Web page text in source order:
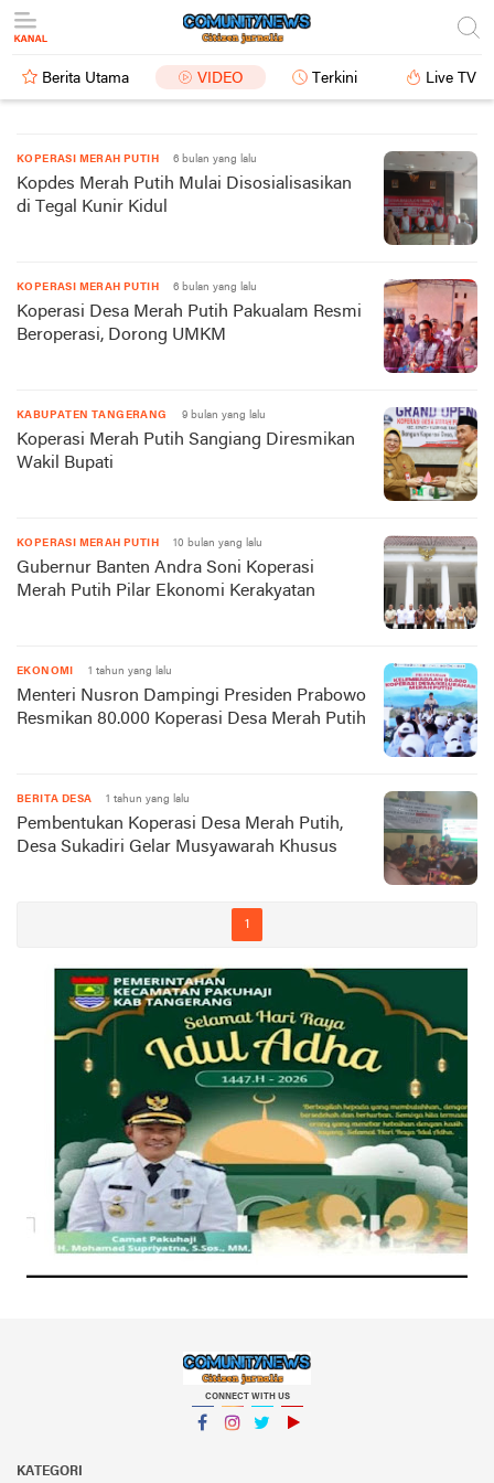
Berita Utama VIDEO Terkini Live TV
KOPERASI MERAH PUTIH 6 bulan yang lalu
Kopdes Merah Putih Mulai Disosialisasikan
di Tegal Kunir Kidul
KOPERASI MERAH PUTIH 6 bulan yang lalu
Koperasi Desa Merah Putih Pakualam Resmi
Beroperasi, Dorong UMKM
KABUPATEN TANGERANG 9 bulan yang lalu
Koperasi Merah Putih Sangiang Diresmikan
Wakil Bupati
KOPERASI MERAH PUTIH 10 bulan yang lalu
Gubernur Banten Andra Soni Koperasi
Merah Putih Pilar Ekonomi Kerakyatan
EKONOMI 1 tahun yang lalu
Menteri Nusron Dampingi Presiden Prabowo
Resmikan 80.000 Koperasi Desa Merah Putih
BERITA DESA 1 tahun yang lalu
Pembentukan Koperasi Desa Merah Putih,
Desa Sukadiri Gelar Musyawarah Khusus
1
CONNECT WITH US
KATEGORI